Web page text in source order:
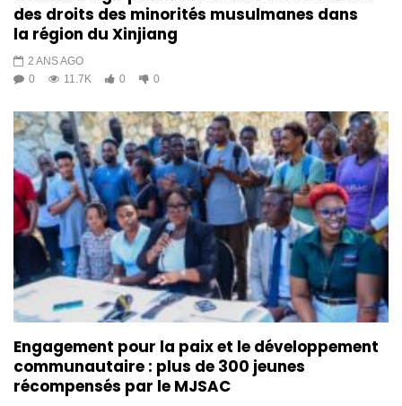
des droits des minorités musulmanes dans
la région du Xinjiang
2 ANS AGO
0
11.7K 0 0
Engagement pour la paix et le développement
communautaire : plus de 300 jeunes
récompensés par le MJSAC